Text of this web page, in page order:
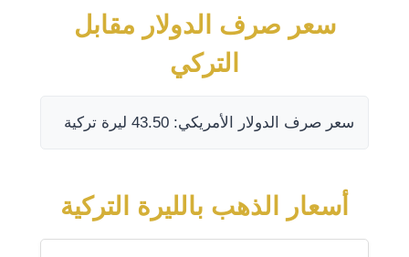
سعر صرف الدولار مقابل
التركي
سعر صرف الدولار الأمريكي: 43.50 ليرة تركية
أسعار الذهب بالليرة التركية